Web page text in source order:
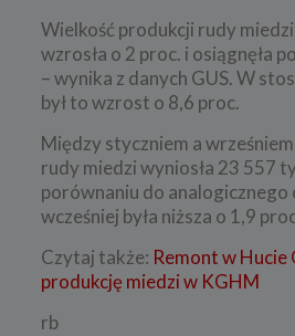
Wielkość produkcji rudy
wzrosła o 2 proc. i osiągnęła
– wynika z danych GUS. W
był to wzrost o 8,6 proc.
Między styczniem a
rudy miedzi wyniosła 23 557
porównaniu do analogicznego
wcześniej była niższa o 1,9
Czytaj także: Remont w Hucie
produkcję miedzi w KGHM
rb